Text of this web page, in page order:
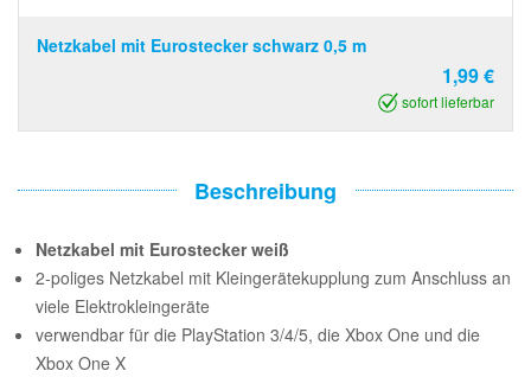
Netzkabel mit Eurostecker schwarz 0,5 m
1,99 €
sofort lieferbar
Beschreibung
Netzkabel mit Eurostecker weiß
2-poliges Netzkabel mit Kleingerätekupplung zum Anschluss an
viele Elektrokleingeräte
verwendbar für die PlayStation 3/4/5, die Xbox One und die
Xbox One X